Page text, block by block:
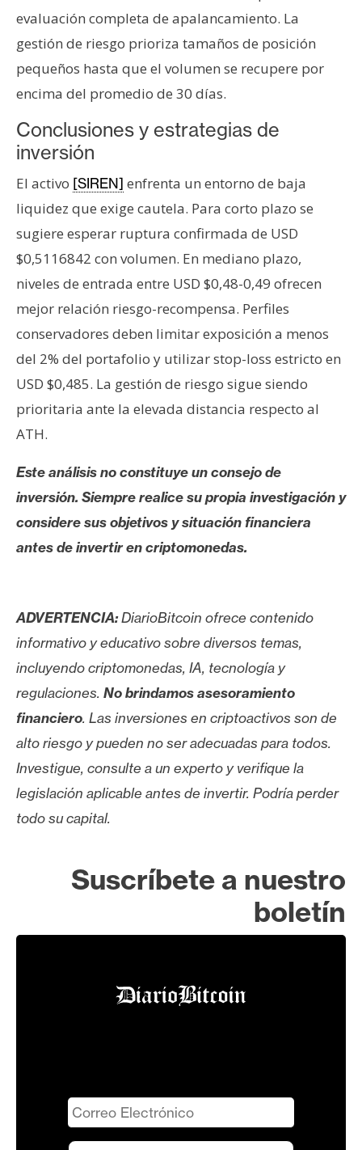
evaluación completa de apalancamiento. La
gestión de riesgo prioriza tamaños de posición
pequeños hasta que el volumen se recupere por
encima del promedio de 30 días.
Conclusiones y estrategias de
inversión
El activo [SIREN] enfrenta un entorno de baja
liquidez que exige cautela. Para corto plazo se
sugiere esperar ruptura confirmada de USD
$0,5116842 con volumen. En mediano plazo,
niveles de entrada entre USD $0,48-0,49 ofrecen
mejor relación riesgo-recompensa. Perfiles
conservadores deben limitar exposición a menos
del 2% del portafolio y utilizar stop-loss estricto en
USD $0,485. La gestión de riesgo sigue siendo
prioritaria ante la elevada distancia respecto al
ATH.
Este análisis no constituye un consejo de
inversión. Siempre realice su propia investigación y
considere sus objetivos y situación financiera
antes de invertir en criptomonedas.
ADVERTENCIA:DiarioBitcoin ofrece contenido
informativo y educativo sobre diversos temas,
incluyendo criptomonedas, IA, tecnología y
regulaciones. No brindamos asesoramiento
financiero. Las inversiones en criptoactivos son de
alto riesgo y pueden no ser adecuadas para todos.
Investigue, consulte a un experto y verifique la
legislación aplicable antes de invertir. Podría perder
todo su capital.
Suscríbete a nuestro
boletín